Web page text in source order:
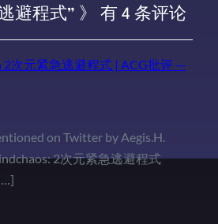
避程式” 》 有 4 条评论
2次元紧急逃避程式 | ACG批评 —
on Twitter by Aegis.H.
2次元紧急逃避程式